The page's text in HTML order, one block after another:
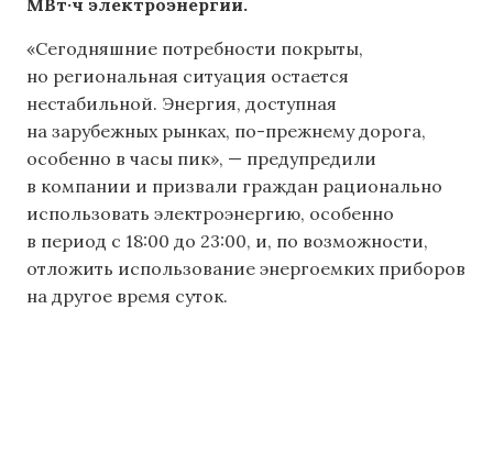
МВт·ч электроэнергии.
«Сегодняшние потребности покрыты,
но региональная ситуация остается
нестабильной. Энергия, доступная
на зарубежных рынках, по-прежнему дорога,
особенно в часы пик», — предупредили
в компании и призвали граждан рационально
использовать электроэнергию, особенно
в период с 18:00 до 23:00, и, по возможности,
отложить использование энергоемких приборов
на другое время суток.